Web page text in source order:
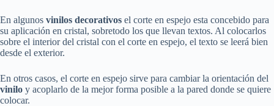
En algunos vinilos decorativos el corte en espejo esta concebido para
su aplicación en cristal, sobretodo los que llevan textos. Al colocarlos
sobre el interior del cristal con el corte en espejo, el texto se leerá bien
desde el exterior.
En otros casos, el corte en espejo sirve para cambiar la orientación del
vinilo y acoplarlo de la mejor forma posible a la pared donde se quiere
colocar.